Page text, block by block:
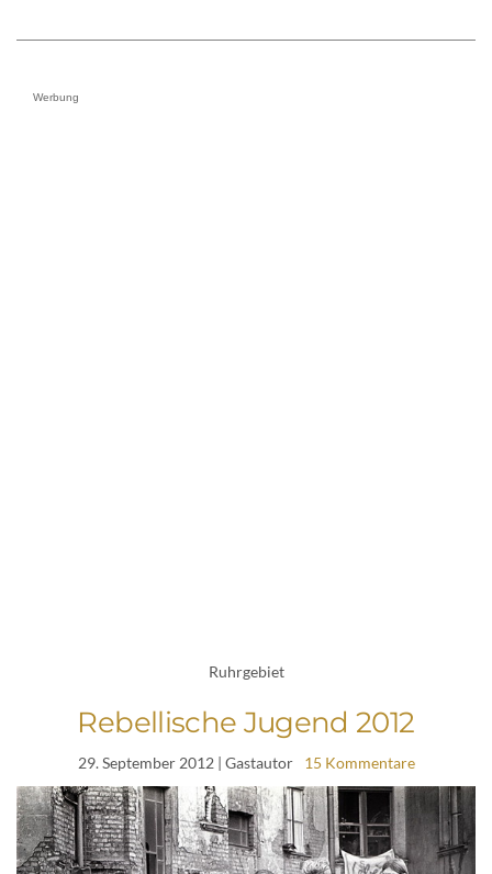
Werbung
Ruhrgebiet
Rebellische Jugend 2012
29. September 2012| Gastautor 15 Kommentare